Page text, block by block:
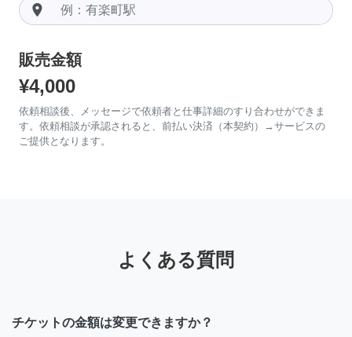
room
販売金額
¥4,000
依頼相談後、メッセージで依頼者と仕事詳細のすり合わせができま
す。依頼相談が承認されると、前払い決済（本契約）→サービスの
ご提供となります。
よくある質問
チケットの金額は変更できますか？